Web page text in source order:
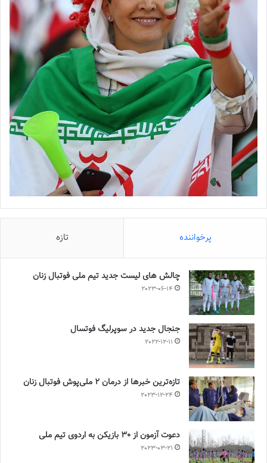
پرخواننده تازه
چالش هاى ليست جدید تيم ملى فوتبال زنان
2023-06-14
جنجال جدید در سوپرلیگ فوتسال
2022-12-11
تازه‌ترین خبرها از درمان ۲ ملی‌پوش فوتبال زنان
2023-12-24
دعوت آزمون از 30 بازیکن به اردوی تیم ملی
2023-03-21